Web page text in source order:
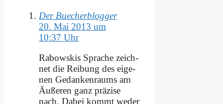
Der Buecherblogger
20. Mai 2013 um
10:37 Uhr
Ra­bow­skis Spra­che zeich­
net die Rei­bung des ei­ge­
nen Ge­dan­ken­raums am
Äu­ße­ren ganz prä­zi­se
nach. Da­bei kommt we­der